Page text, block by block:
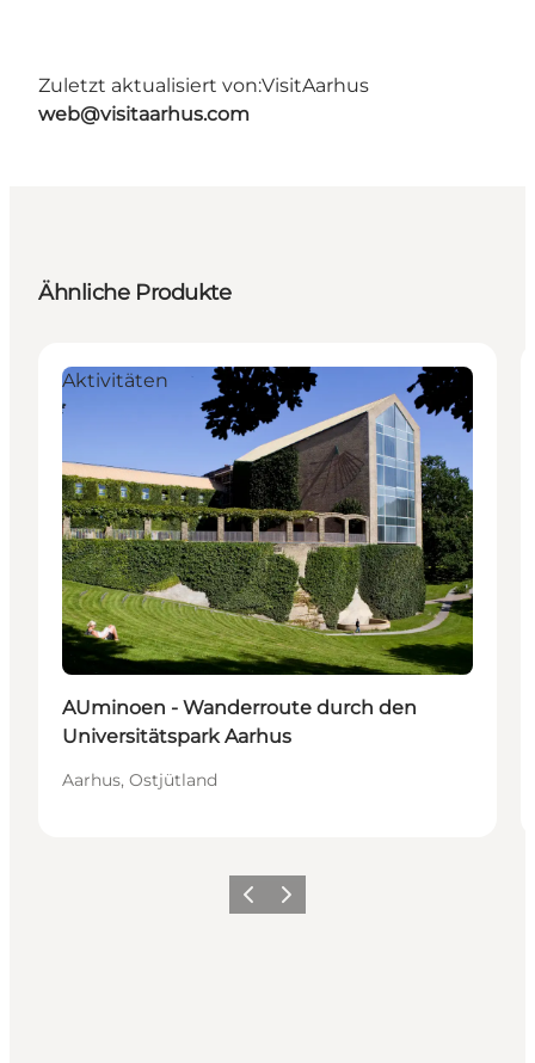
Zuletzt aktualisiert von:VisitAarhus
web@visitaarhus.com
Ähnliche Produkte
Aktivitäten
AUminoen - Wanderroute durch den
Universitätspark Aarhus
Aarhus, Ostjütland
ZurückWeiter